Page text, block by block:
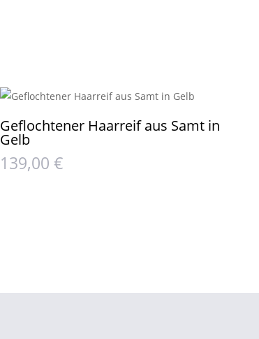
Geflochtener Haarreif aus Samt in
Gelb
139,00 €